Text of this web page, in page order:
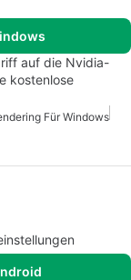
auf die Nvidia-
kostenlose
Für Windows